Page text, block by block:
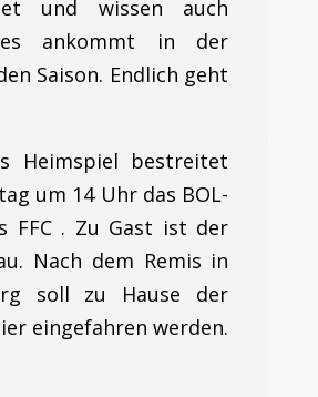
und wissen auch
ankommt in der
Saison. Endlich geht
Heimspiel bestreitet
um 14 Uhr das BOL-
FFC . Zu Gast ist der
Nach dem Remis in
soll zu Hause der
eingefahren werden.